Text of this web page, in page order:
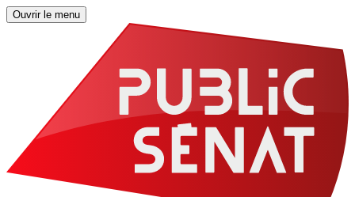
Ouvrir le menu